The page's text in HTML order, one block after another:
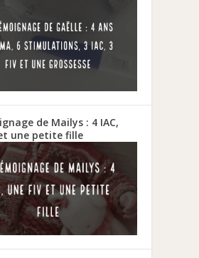
de Mailys : 4 IAC,
une petite fille